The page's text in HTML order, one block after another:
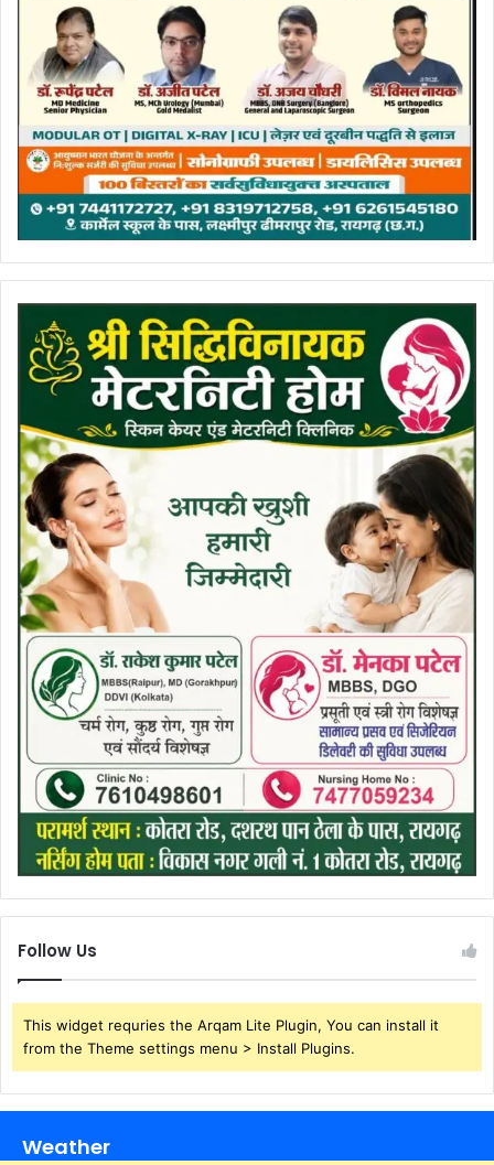
Follow Us
This widget requries the Arqam Lite Plugin, You can install it
from the Theme settings menu > Install Plugins.
Weather